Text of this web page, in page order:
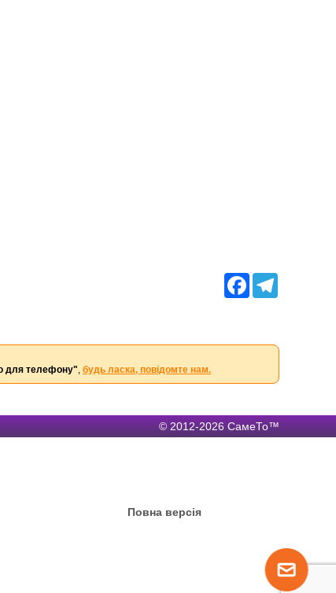
Facebook
для телефону", будь ласка, повідомте нам.
© 2012-2026 СамеТо™
Повна версія